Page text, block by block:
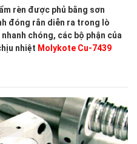
rèn được phủ bằng sơn
đóng rắn diễn ra trong lò
chóng, các bộ phận của
nhiệt Molykote Cu-7439